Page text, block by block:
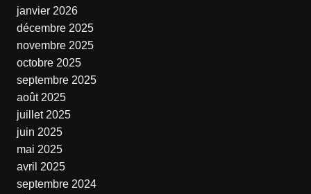
janvier 2026
décembre 2025
novembre 2025
octobre 2025
septembre 2025
août 2025
juillet 2025
juin 2025
mai 2025
avril 2025
septembre 2024